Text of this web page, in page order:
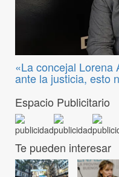
«La concejal Lorena
ante la justicia, esto
Espacio Publicitario
Te pueden interesar